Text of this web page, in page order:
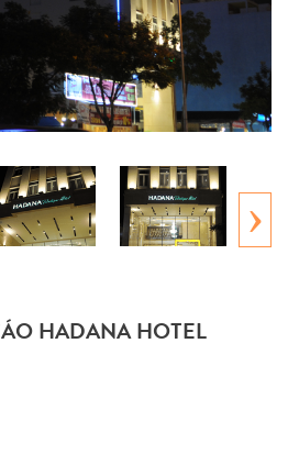
›
HADANA HOTEL